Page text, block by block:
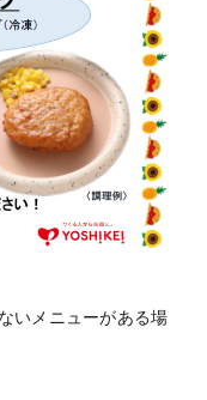
いメニューがある場